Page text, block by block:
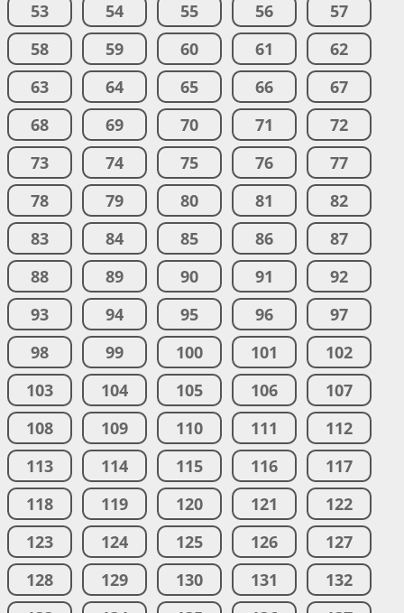
53
54 55 56
57
58
59 60 61
62
63
64 65 66
67
68
69 70 71
72
73
74 75 76
77
78
79 80 81
82
83
84 85 86
87
88
89 90 91
92
93
94 95 96
97
98
99 100 101
102
103
104 105 106
107
108
109 110 111
112
113
114 115 116
117
118
119 120 121
122
123
124 125 126
127
128
129 130 131
132